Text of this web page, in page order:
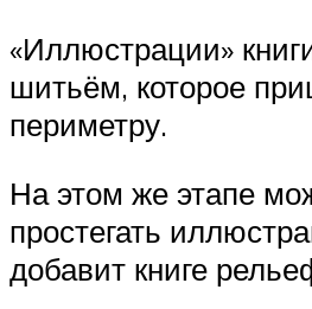
«Иллюстрации»
шитьём, которое
периметру.
На этом же этапе
простегать
добавит книге